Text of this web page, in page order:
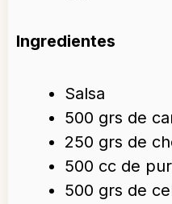
Ingredientes
Salsa
500 grs de
250 grs de
500 cc de
500 grs de